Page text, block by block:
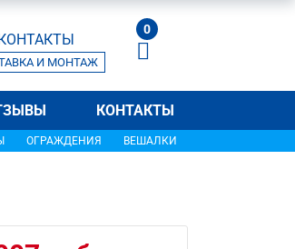
И МОНТАЖ
0
КОНТАКТЫ
ОГРАЖДЕНИЯ ВЕШАЛКИ